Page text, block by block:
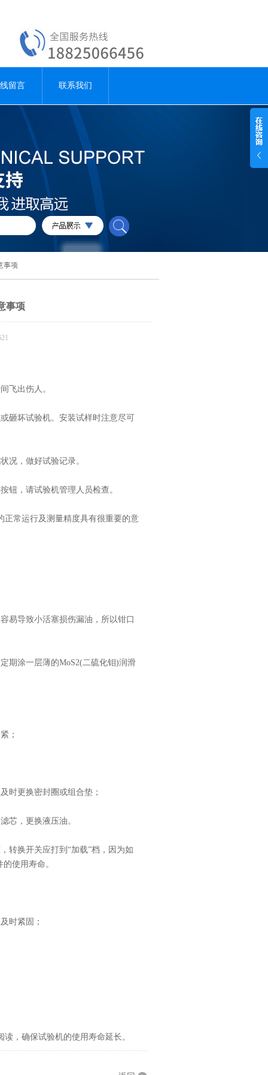
留言 联系我们
事项
事项
飞出伤人。
坏试验机。安装试样时注意尽可
，做好试验记录。
，请试验机管理人员检查。
常运行及测量精度具有很重要的意
导致小活塞损伤漏油，所以钳口
涂一层薄的MoS2(二硫化钼)润滑
；
更换密封圈或组合垫；
，更换液压油。
换开关应打到“加载”档，因为如
使用寿命。
时紧固；
，确保试验机的使用寿命延长。